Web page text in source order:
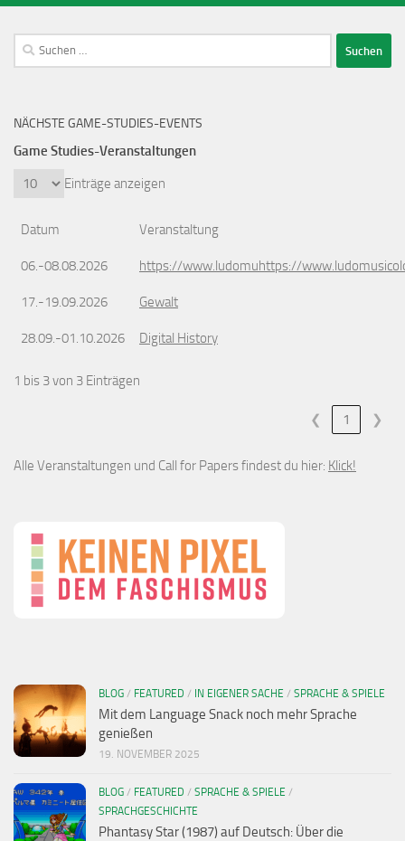
Suchen
nach:
NÄCHSTE GAME-STUDIES-EVENTS
Game Studies-Veranstaltungen
Einträge anzeigen
Datum Veranstaltung
06.-08.08.2026 https://www.ludomuhttps://
17.-19.09.2026 Gewalt
28.09.-01.10.2026 Digital History
1 bis 3 von 3 Einträgen
❮ 1 ❯
Alle Veranstaltungen und Call for Papers findest du hier: Klick!
BLOG / FEATURED / IN EIGENER SACHE / SPRACHE & SPIELE
Mit dem Language Snack noch mehr Sprache
genießen
19. NOVEMBER 2025
BLOG / FEATURED / SPRACHE & SPIELE /
SPRACHGESCHICHTE
Phantasy Star (1987) auf Deutsch: Über die